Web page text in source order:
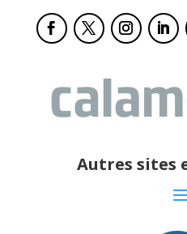
Autres sites